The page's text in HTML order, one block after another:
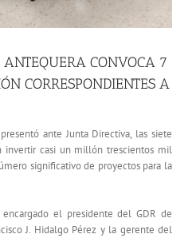
ANTEQUERA CONVOCA 7
CORRESPONDIENTES A
ante Junta Directiva, las siete
invertir casi un millón trescientos mil
significativo de proyectos para la
el presidente del GDR de
J. Hidalgo Pérez y la gerente del